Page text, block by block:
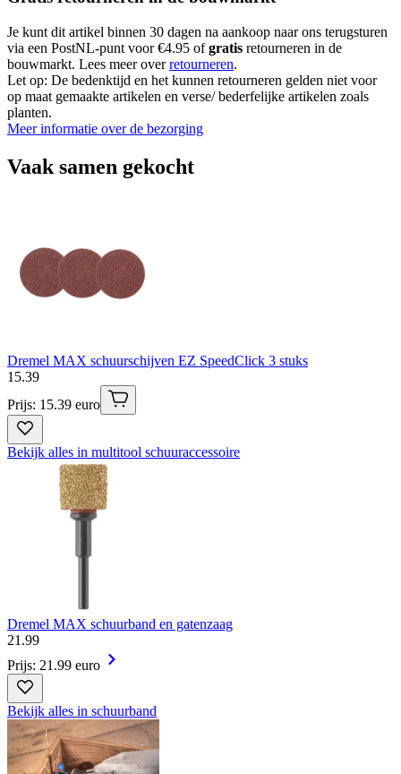
Je kunt dit artikel binnen 30 dagen na aankoop naar ons terugsturen
via een PostNL-punt voor €4.95 ofgratis retourneren in de
bouwmarkt. Lees meer overretourneren.
Let op: De bedenktijd en het kunnen retourneren gelden niet voor
op maat gemaakte artikelen en verse/ bederfelijke artikelen zoals
planten.
Meer informatie over de bezorging
Vaak samen gekocht
Dremel MAX schuurschijven EZ SpeedClick 3 stuks
15.39
Prijs: 15.39 euro
Bekijk alles in multitool schuuraccessoire
Dremel MAX schuurband en gatenzaag
21 .99
Prijs: 21.99 euro
Bekijk alles in schuurband